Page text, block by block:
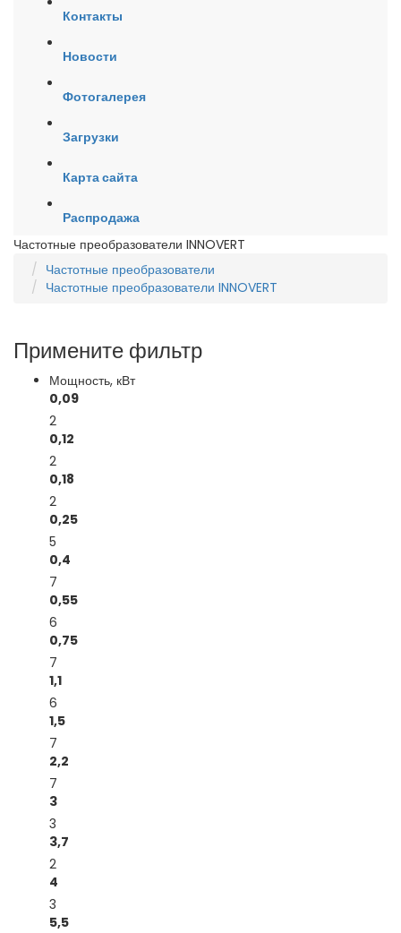
Контакты
Новости
Фотогалерея
Загрузки
Карта сайта
Распродажа
Частотные преобразователи INNOVERT
Частотные преобразователи
Частотные преобразователи INNOVERT
Примените фильтр
Мощность, кВт
0,09
2
0,12
2
0,18
2
0,25
5
0,4
7
0,55
6
0,75
7
1,1
6
1,5
7
2,2
7
3
3
3,7
2
4
3
5,5